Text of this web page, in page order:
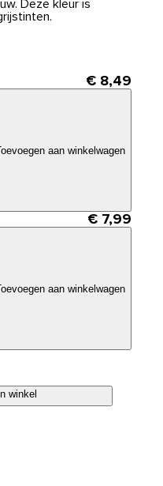
Deze kleur is
€ 8,49
aan winkelwagen
€ 7,99
aan winkelwagen
winkel